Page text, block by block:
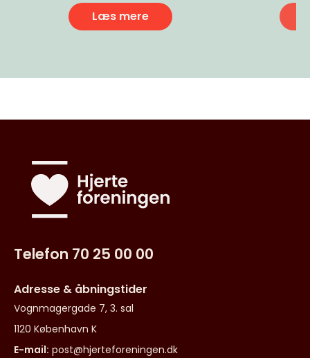
Læs mere Læs mere
Telefon 70 25 00 00
Adresse & åbningstider
Vognmagergade 7, 3. sal
1120 København K
E-mail: post@hjerteforeningen.dk